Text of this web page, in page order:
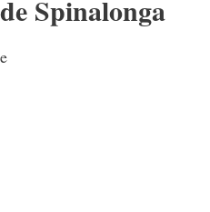
Spinalonga